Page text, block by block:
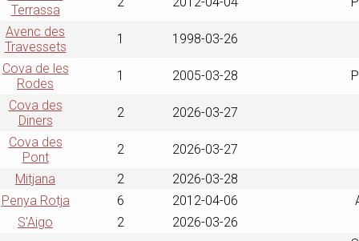
Terrassa
Avenc des
Travessets
1
1998-03-26
Cova de les
Rodes
1 2005-03-28
Cova des
Diners
2
2026-03-27
Cova des
Pont
2
2026-03-27
Mitjana
2
2026-03-28
Penya Rotja
6 2012-04-06
S'Aigo
2
2026-03-26